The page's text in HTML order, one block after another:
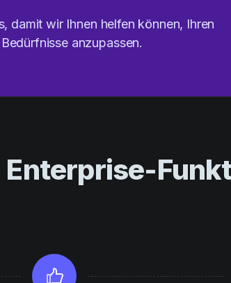
damit wir Ihnen helfen können, Ihren
anzupassen.
Enterprise-